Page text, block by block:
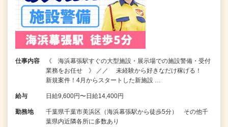
仕事内容
《 海浜幕張駅すぐの大型施設・展示場での施設警備・受付
業務をお任せ 》 ／／ 未経験から好きなだけ稼げる！
新規案件！4月からスタートした新施設 …
給与 日給9,600円〜日給14,400円
勤務地
千葉県千葉市美浜区（海浜幕張駅から徒歩5分） その他千
葉県内近隣各所に多数あり